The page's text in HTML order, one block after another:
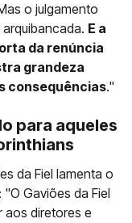
o julgamento
E a
da renúncia
grandeza
consequências."
para aqueles
da Fiel lamenta o
: "O Gaviões da Fiel
aos diretores e